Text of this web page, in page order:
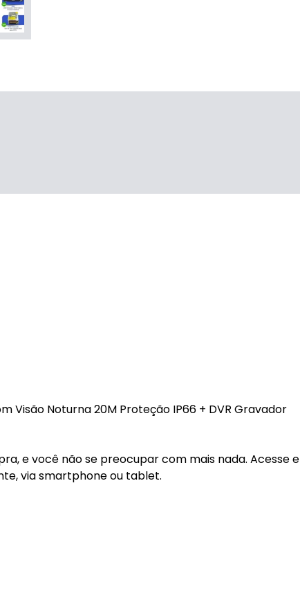
Visão Noturna 20M Proteção IP66 + DVR Gravador
e você não se preocupar com mais nada. Acesse e
via smartphone ou tablet.